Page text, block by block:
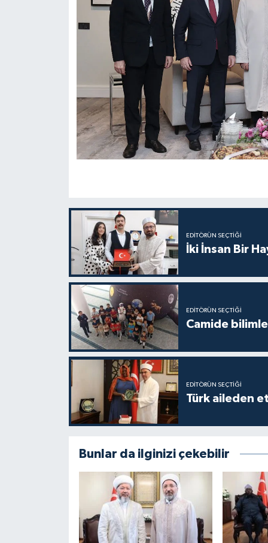
EDITÖRÜN SEÇTIĞI
İki İnsan Bir
EDITÖRÜN SEÇTIĞI
Camide
EDITÖRÜN SEÇTIĞI
Türk aileden
Bunlar da ilginizi çekebilir
Giresun Müftülüğü
Gümüşhane Müftülüğü
Hakkari Müftülüğü
Hatay Müftülüğü
Iğdır Müftülüğü
İzmir Müftülüğü
Kahramanmaraş Müftülüğü
Karabük Müftülüğü
Karaman Müftülüğü
Kars Müftülüğü
Kastamonu Müftülüğü
Kayseri Müftülüğü
Kırıkkale Müftülüğü
Kırklareli Müftülüğü
Kırşehir Müftülüğü